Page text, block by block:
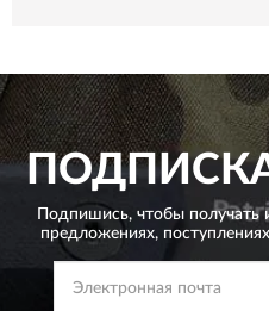
Подпишись, чтобы
предложениях,